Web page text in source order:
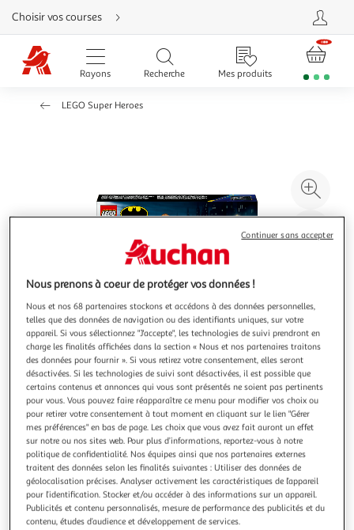
Aller
directement
au
contenu
Aller
directement
Aller
d'aide
Choisir vos courses
Rayons Recherche Mes produits
LEGO Super Heroes
à
Illustration
précédente suivante
4.3 (7)
LEGO
DC Comics Batman - Batman Avec la Batmobile
Contre Harley Quinn et Mr. Freeze - Véhicule de la Série
TV d'Animation
Vendu parMultishop
Nous prenons à coeur de protéger vos données !
Nous et nos 68 partenaires stockons et accédons à des données personnelles,
telles que des données de navigation ou des identifiants uniques, sur votre
appareil. Si vous sélectionnez "J'accepte", les technologies de suivi prendront en
charge les finalités affichées dans la section « Nous et nos partenaires traitons
des données pour fournir ». Si vous retirez votre consentement, elles seront
désactivées. Si les technologies de suivi sont désactivées, il est possible que
certains contenus et annonces qui vous sont présentés ne soient pas pertinents
pour vous. Vous pouvez faire réapparaître ce menu pour modifier vos choix ou
pour retirer votre consentement à tout moment en cliquant sur le lien "Gérer
mes préférences" en bas de page. Les choix que vous avez fait auront un effet
sur notre ou nos sites web. Pour plus d’informations, reportez-vous à notre
politique de confidentialité. Nos équipes ainsi que nos partenaires externes
traitent des données selon les finalités suivantes : Utiliser des données de
géolocalisation précises. Analyser activement les caractéristiques de l’appareil
pour l’identification. Stocker et/ou accéder à des informations sur un appareil.
Publicités et contenu personnalisés, mesure de performance des publicités et du
contenu, études d’audience et développement de services.
Continuer sans accepter